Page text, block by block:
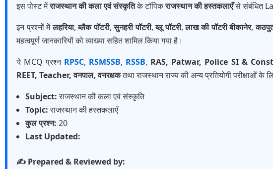
इस पोस्ट मेंराजस्थान की कला एवं संस्कृतिके टॉपिकराजस्थान की हस्तकलाएँसे संबंधित
इन प्रश्नों मेंलहरिया,ब्लैक पॉटरी,सुनहरी पॉटरी,ब्लू पॉटरी,लाख की पॉटरी बीकानेर,
महत्वपूर्ण जानकारियों को व्याख्या सहित शामिल किया गया है।
ये MCQ प्रश्न RPSC, RSMSSB, RSSB, RAS, Patwar, Police SI &
REET, Teacher, वनपाल, वनरक्षकतथा राजस्थान राज्य की अन्य प्रतियोगी परीक्षाओं के
Subject:राजस्थान की कला एवं संस्कृति
Topic:राजस्थान की हस्तकलाएँ
कुल प्रश्न: 20
Last Updated:
✍️ Prepared & Reviewed by: